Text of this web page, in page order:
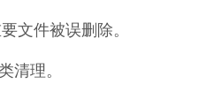
文件被误删除。
清理。